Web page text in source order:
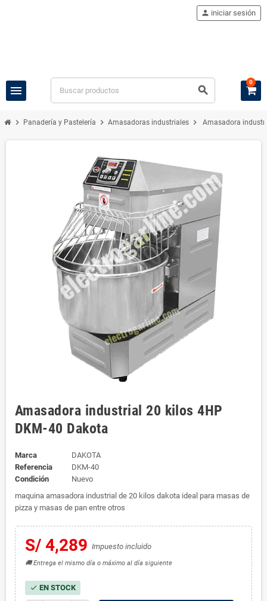
menu search
person iniciar sesión
0
chevron_right Panadería y Pastelería chevron_right Amasadoras industriales chevron_right Amasadora
Amasadora industrial 20 kilos 4HP
DKM-40 Dakota
Marca
DAKOTA
Referencia
DKM-40
Condición
Nuevo
maquina amasadora industrial de 20 kilos dakota ideal para masas de
pizza y masas de pan entre otros
S/ 4,289 Impuesto incluido
🚚 Entrega el mismo día o máximo al día siguiente
check EN STOCK